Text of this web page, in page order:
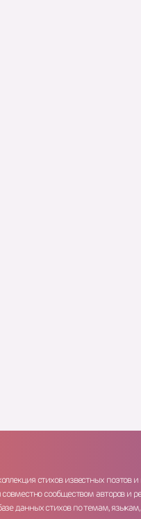
стихов известных поэтов
сообществом авторов и
данных стихов по темам,